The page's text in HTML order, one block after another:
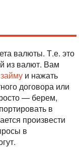
валюты. Т.е. это
из валют. Вам
займу и нажать
договора или
— берем,
в
произвести
в